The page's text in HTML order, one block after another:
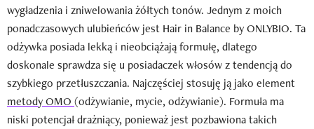
wygładzenia i zniwelowania żółtych tonów. Jednym z moich
ponadczasowych ulubieńców jest Hair in Balance by ONLYBIO. Ta
odżywka posiada lekką i nieobciążają formułę, dlatego
doskonale sprawdza się u posiadaczek włosów z tendencją do
szybkiego przetłuszczania. Najczęściej stosuję ją jako element
metody OMO (odżywianie, mycie, odżywianie). Formuła ma
niski potencjał drażniący, ponieważ jest pozbawiona takich